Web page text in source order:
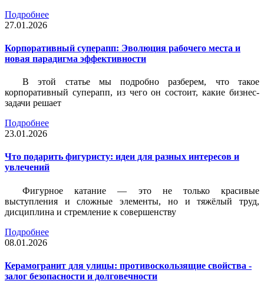
Подробнее
27.01.2026
Корпоративный суперапп: Эволюция рабочего места и
новая парадигма эффективности
В этой статье мы подробно разберем, что такое
корпоративный суперапп, из чего он состоит, какие бизнес-
задачи решает
Подробнее
23.01.2026
Что подарить фигуристу: идеи для разных интересов и
увлечений
Фигурное катание — это не только красивые
выступления и сложные элементы, но и тяжёлый труд,
дисциплина и стремление к совершенству
Подробнее
08.01.2026
Керамогранит для улицы: противоскользящие свойства -
залог безопасности и долговечности